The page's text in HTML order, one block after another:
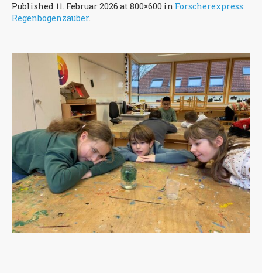
Published 11. Februar 2026 at 800×600 in Forscherexpress:
Regenbogenzauber.